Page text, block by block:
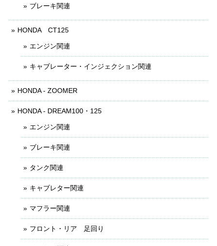
ブレーキ関連
HONDA CT125
エンジン関連
キャブレーター・インジェクション関連
HONDA - ZOOMER
HONDA - DREAM100・125
エンジン関連
ブレーキ関連
タンク関連
キャブレター関連
マフラー関連
フロント・リア 足回り